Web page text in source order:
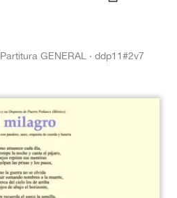
Partitura GENERAL · ddp11#2v7